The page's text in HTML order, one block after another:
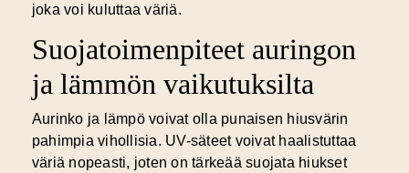
joka voi kuluttaa väriä.
Suojatoimenpiteet auringon
ja lämmön vaikutuksilta
Aurinko ja lämpö voivat olla punaisen hiusvärin
pahimpia vihollisia. UV-säteet voivat haalistuttaa
väriä nopeasti, joten on tärkeää suojata hiukset